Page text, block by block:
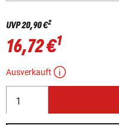
UVP20,90 €2
16,72 €1
Ausverkauft